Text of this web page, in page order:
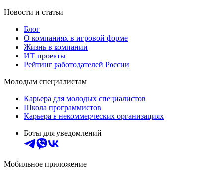
Новости и статьи
Блог
О компаниях в игровой форме
Жизнь в компании
ИТ-проекты
Рейтинг работодателей России
Молодым специалистам
Карьера для молодых специалистов
Школа программистов
Карьера в некоммерческих организациях
Боты для уведомлений
Мобильное приложение